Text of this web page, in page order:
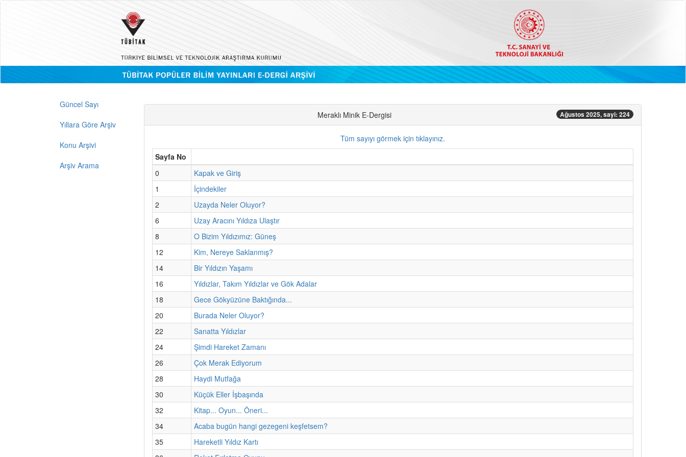
Güncel Sayı
Yıllara Göre Arşiv
Konu Arşivi
Arşiv Arama
Meraklı Minik E-Dergisi Ağustos 2025, sayi: 224
Tüm sayıyı görmek için tıklayınız.
Sayfa No
0
Kapak ve Giriş
1
İçindekiler
2
Uzayda Neler Oluyor?
6
Uzay Aracını Yıldıza Ulaştır
8
O Bizim Yıldızımız: Güneş
12
Kim, Nereye Saklanmış?
14
Bir Yıldızın Yaşamı
16
Yıldızlar, Takım Yıldızlar ve Gök Adalar
18
Gece Gökyüzüne Baktığında...
20
Burada Neler Oluyor?
22
Sanatta Yıldızlar
24
Şimdi Hareket Zamanı
26
Çok Merak Ediyorum
28
Haydi Mutfağa
30
Küçük Eller İşbaşında
32
Kitap... Oyun... Öneri...
34
Acaba bugün hangi gezegeni keşfetsem?
35
Hareketli Yıldız Kartı